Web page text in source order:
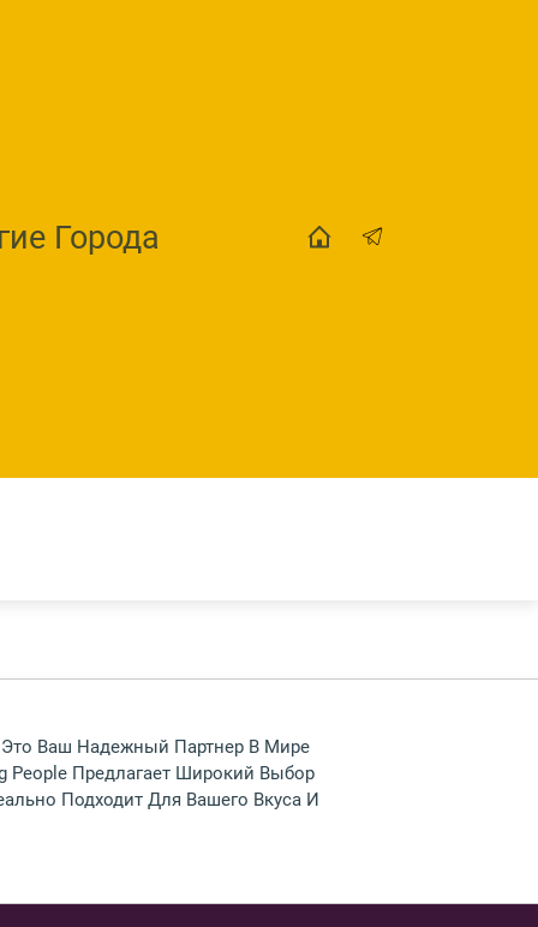
Города
Это Ваш Надежный Партнер В Мире
Предлагает Широкий Выбор
Подходит Для Вашего Вкуса И